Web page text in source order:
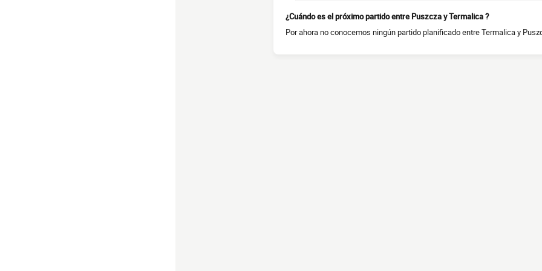
¿Cuándo es el próximo partido entre Puszcza y Termalica ?
Por ahora no conocemos ningún partido planificado entre Termalica y